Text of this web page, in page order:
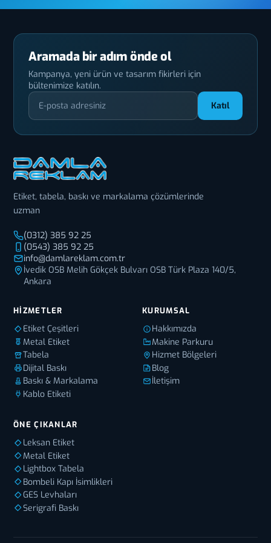
Aramada bir adım önde ol
Kampanya, yeni ürün ve tasarım fikirleri için
bültenimize katılın.
Katıl
Etiket, tabela, baskı ve markalama çözümlerinde
uzman
(0312) 385 92 25
(0543) 385 92 25
info@damlareklam.com.tr
İvedik OSB Melih Gökçek Bulvarı OSB Türk Plaza 140/5,
Ankara
HIZMETLER
Etiket Çeşitleri
Metal Etiket
Tabela
Dijital Baskı
Baskı & Markalama
Kablo Etiketi
KURUMSAL
Hakkımızda
Makine Parkuru
Hizmet Bölgeleri
Blog
İletişim
ÖNE ÇIKANLAR
Leksan Etiket
Metal Etiket
Lightbox Tabela
Bombeli Kapı İsimlikleri
GES Levhaları
Serigrafi Baskı